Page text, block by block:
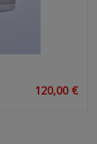
120,00 €